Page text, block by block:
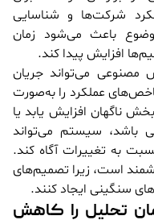
شرکت‌ها و شناسایی
باعث می‌شود زمان
افزایش پیدا کند.
می‌تواند جریان
عملکرد را به‌صورت
ناگهان افزایش یابد یا
باشد، سیستم می‌تواند
به تغییرات آگاه کند.
است، زیرا تصمیم‌های
سنگینی ایجاد کنند.
تحلیل را کاهش